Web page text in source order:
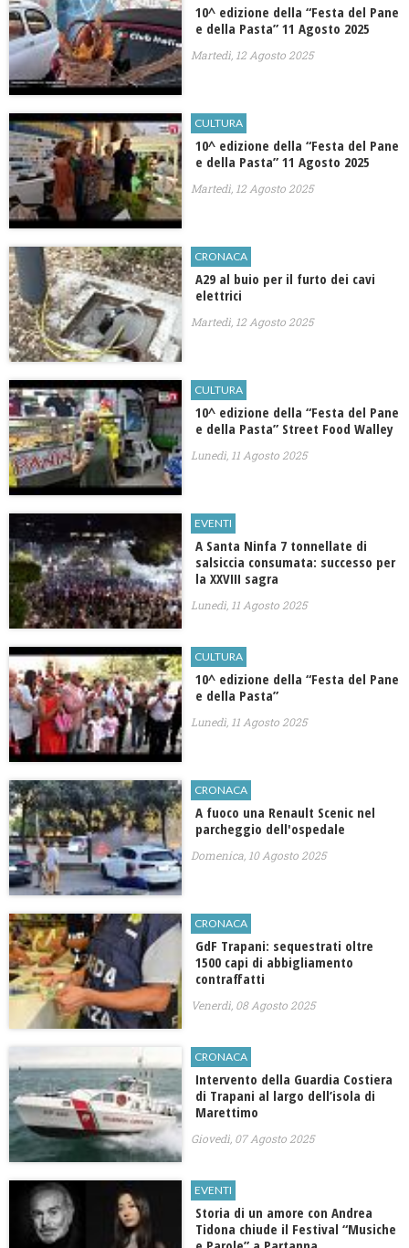
10^ edizione della “Festa del Pane
e della Pasta” 11 Agosto 2025
Martedì, 12 Agosto 2025
CULTURA
10^ edizione della “Festa del Pane
e della Pasta” 11 Agosto 2025
Martedì, 12 Agosto 2025
CRONACA
A29 al buio per il furto dei cavi
elettrici
Martedì, 12 Agosto 2025
CULTURA
10^ edizione della “Festa del Pane
e della Pasta” Street Food Walley
Lunedì, 11 Agosto 2025
EVENTI
A Santa Ninfa 7 tonnellate di
salsiccia consumata: successo per
la XXVIII sagra
Lunedì, 11 Agosto 2025
CULTURA
10^ edizione della “Festa del Pane
e della Pasta”
Lunedì, 11 Agosto 2025
CRONACA
A fuoco una Renault Scenic nel
parcheggio dell'ospedale
Domenica, 10 Agosto 2025
CRONACA
GdF Trapani: sequestrati oltre
1500 capi di abbigliamento
contraffatti
Venerdì, 08 Agosto 2025
CRONACA
Intervento della Guardia Costiera
di Trapani al largo dell’isola di
Marettimo
Giovedì, 07 Agosto 2025
EVENTI
Storia di un amore con Andrea
Tidona chiude il Festival “Musiche